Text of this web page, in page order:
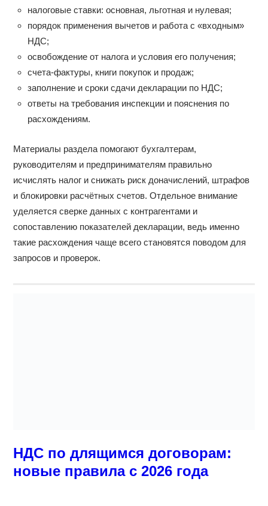
налоговые ставки: основная, льготная и нулевая;
порядок применения вычетов и работа с «входным»
НДС;
освобождение от налога и условия его получения;
счета-фактуры, книги покупок и продаж;
заполнение и сроки сдачи декларации по НДС;
ответы на требования инспекции и пояснения по
расхождениям.
Материалы раздела помогают бухгалтерам,
руководителям и предпринимателям правильно
исчислять налог и снижать риск доначислений, штрафов
и блокировки расчётных счетов. Отдельное внимание
уделяется сверке данных с контрагентами и
сопоставлению показателей декларации, ведь именно
такие расхождения чаще всего становятся поводом для
запросов и проверок.
НДС по длящимся договорам:
новые правила с 2026 года